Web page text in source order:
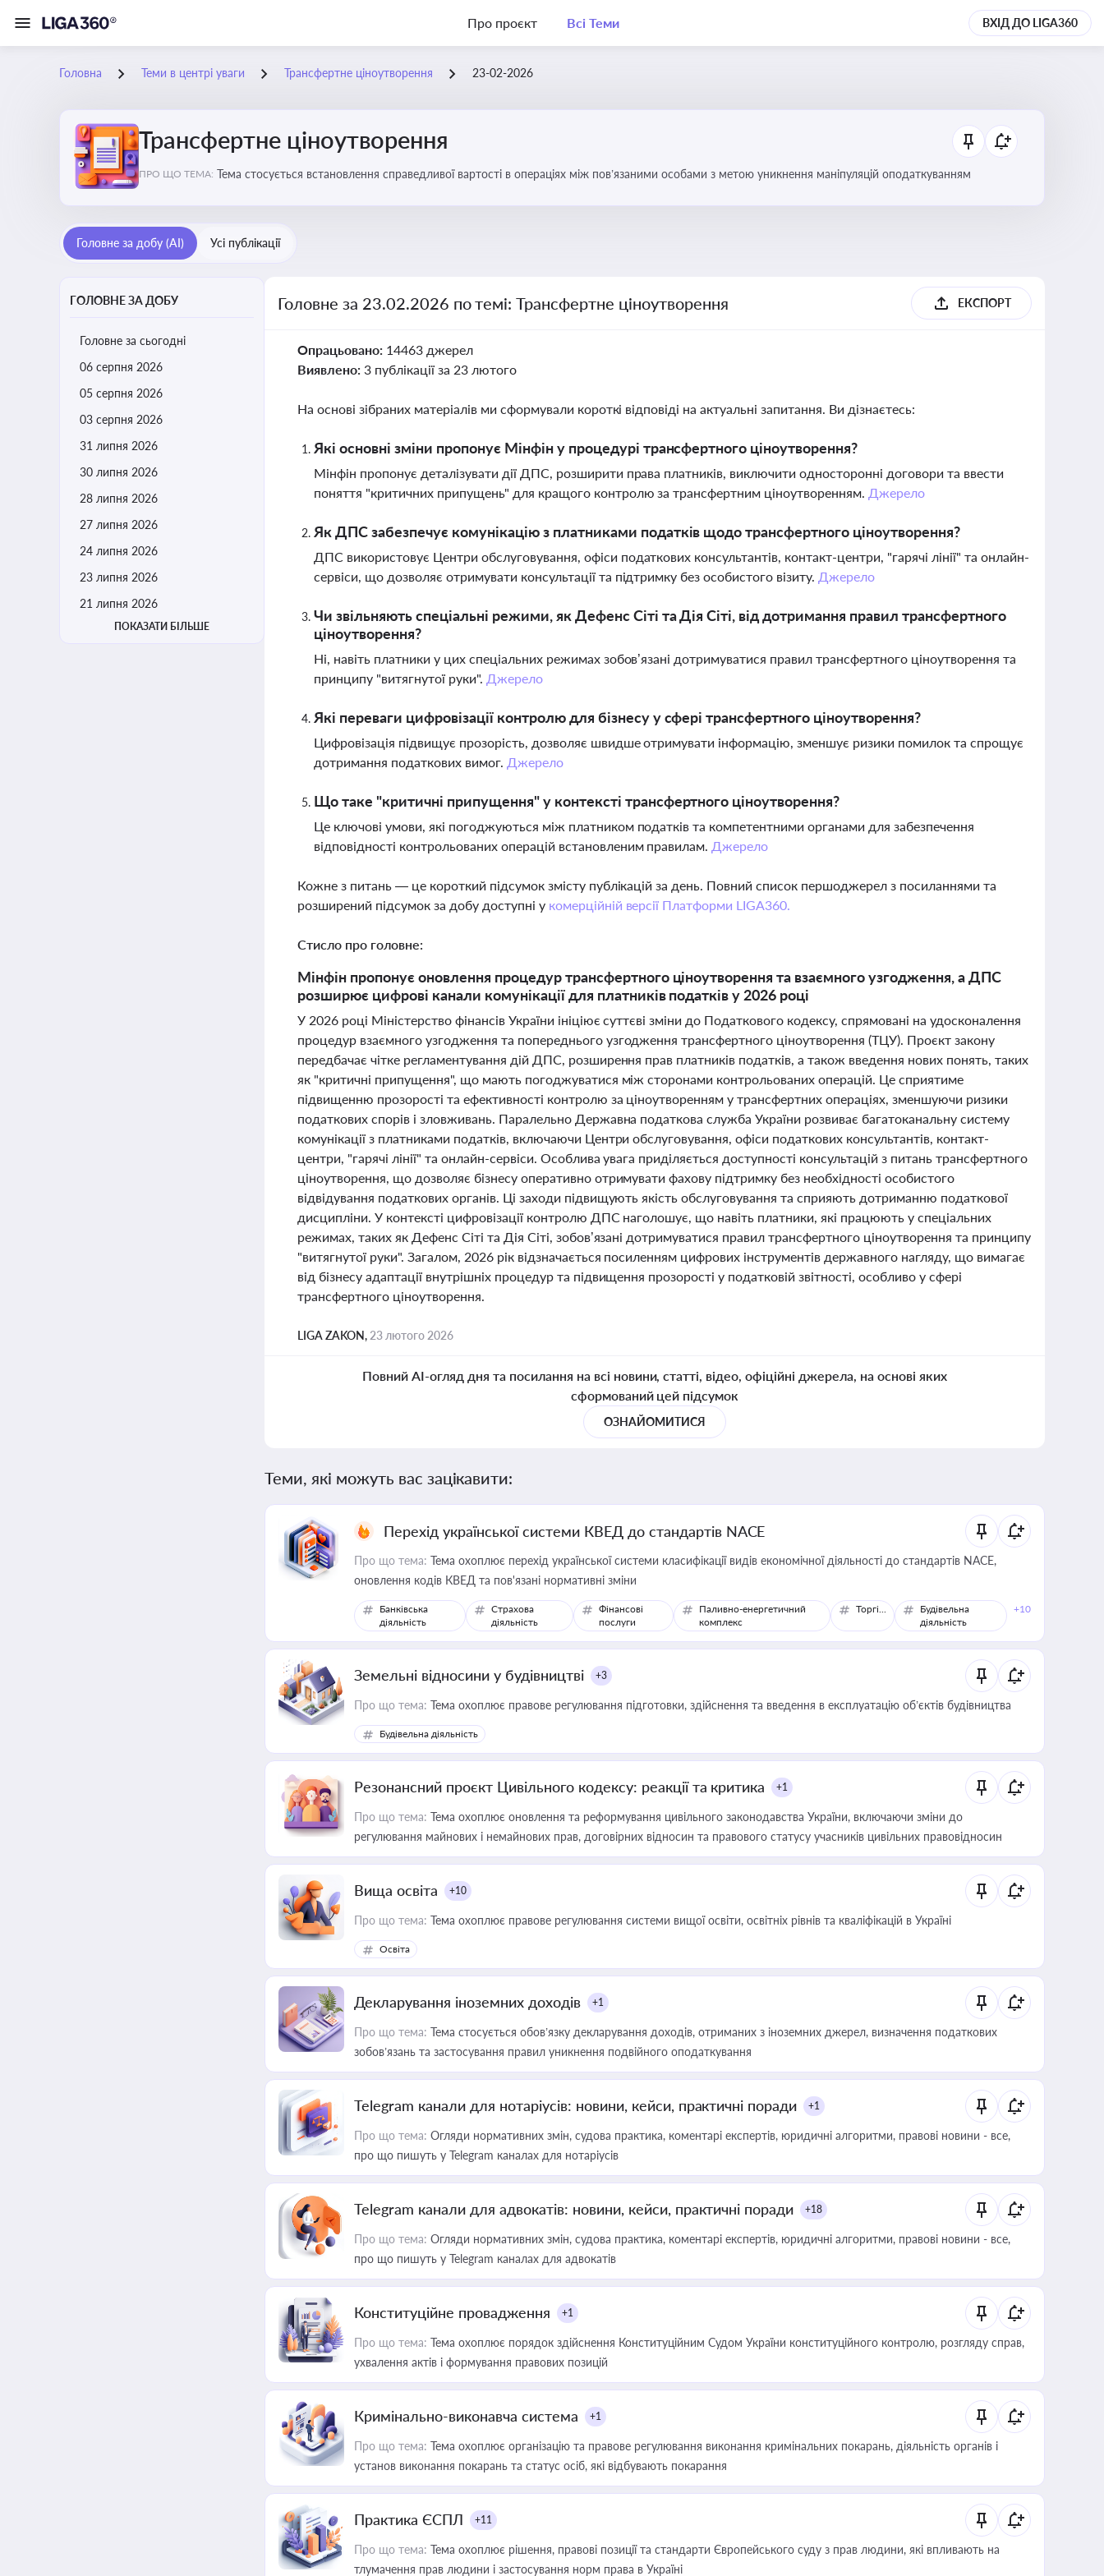
Про проєкт Всі Теми ВХІД ДО LIGA360
Головна Теми в центрі уваги Трансфертне ціноутворення 23-02-2026
Трансфертне ціноутворення
ПРО ЩО ТЕМА: Тема стосується встановлення справедливої вартості в операціях між пов’язаними особами з метою уникнення маніпуляцій оподаткуванням
Головне за добу (AI) Усі публікації
ГОЛОВНЕ ЗА ДОБУ
Головне за сьогодні
06 серпня 2026
05 серпня 2026
03 серпня 2026
31 липня 2026
30 липня 2026
28 липня 2026
27 липня 2026
24 липня 2026
23 липня 2026
21 липня 2026
ПОКАЗАТИ БІЛЬШЕ
Головне за 23.02.2026 по темі: Трансфертне ціноутворення ЕКСПОРТ
Опрацьовано: 14463 джерел
Виявлено: 3 публікації за 23 лютого
На основі зібраних матеріалів ми сформували короткі відповіді на актуальні запитання. Ви дізнаєтесь:
Які основні зміни пропонує Мінфін у процедурі трансфертного ціноутворення?
Мінфін пропонує деталізувати дії ДПС, розширити права платників, виключити односторонні договори та ввести
поняття "критичних припущень" для кращого контролю за трансфертним ціноутворенням. Джерело
Як ДПС забезпечує комунікацію з платниками податків щодо трансфертного ціноутворення?
ДПС використовує Центри обслуговування, офіси податкових консультантів, контакт-центри, "гарячі лінії" та онлайн-
сервіси, що дозволяє отримувати консультації та підтримку без особистого візиту. Джерело
Чи звільняють спеціальні режими, як Дефенс Сіті та Дія Сіті, від дотримання правил трансфертного
ціноутворення?
Ні, навіть платники у цих спеціальних режимах зобов’язані дотримуватися правил трансфертного ціноутворення та
принципу "витягнутої руки". Джерело
Які переваги цифровізації контролю для бізнесу у сфері трансфертного ціноутворення?
Цифровізація підвищує прозорість, дозволяє швидше отримувати інформацію, зменшує ризики помилок та спрощує
дотримання податкових вимог. Джерело
Що таке "критичні припущення" у контексті трансфертного ціноутворення?
Це ключові умови, які погоджуються між платником податків та компетентними органами для забезпечення
відповідності контрольованих операцій встановленим правилам. Джерело
Кожне з питань — це короткий підсумок змісту публікацій за день. Повний список першоджерел з посиланнями та
розширений підсумок за добу доступні у комерційній версії Платформи LIGA360.
Стисло про головне:
Мінфін пропонує оновлення процедур трансфертного ціноутворення та взаємного узгодження, а ДПС
розширює цифрові канали комунікації для платників податків у 2026 році
У 2026 році Міністерство фінансів України ініціює суттєві зміни до Податкового кодексу, спрямовані на удосконалення
процедур взаємного узгодження та попереднього узгодження трансфертного ціноутворення (ТЦУ). Проєкт закону
передбачає чітке регламентування дій ДПС, розширення прав платників податків, а також введення нових понять, таких
як "критичні припущення", що мають погоджуватися між сторонами контрольованих операцій. Це сприятиме
підвищенню прозорості та ефективності контролю за ціноутворенням у трансфертних операціях, зменшуючи ризики
податкових спорів і зловживань. Паралельно Державна податкова служба України розвиває багатоканальну систему
комунікації з платниками податків, включаючи Центри обслуговування, офіси податкових консультантів, контакт-
центри, "гарячі лінії" та онлайн-сервіси. Особлива увага приділяється доступності консультацій з питань трансфертного
ціноутворення, що дозволяє бізнесу оперативно отримувати фахову підтримку без необхідності особистого
відвідування податкових органів. Ці заходи підвищують якість обслуговування та сприяють дотриманню податкової
дисципліни. У контексті цифровізації контролю ДПС наголошує, що навіть платники, які працюють у спеціальних
режимах, таких як Дефенс Сіті та Дія Сіті, зобов’язані дотримуватися правил трансфертного ціноутворення та принципу
"витягнутої руки". Загалом, 2026 рік відзначається посиленням цифрових інструментів державного нагляду, що вимагає
від бізнесу адаптації внутрішніх процедур та підвищення прозорості у податковій звітності, особливо у сфері
трансфертного ціноутворення.
LIGA ZAKON, 23 лютого 2026
Повний AI-огляд дня та посилання на всі новини, статті, відео, офіційні джерела, на основі яких
сформований цей підсумок
ОЗНАЙОМИТИСЯ
Теми, які можуть вас зацікавити:
Перехід української системи КВЕД до стандартів NACE
Про що тема: Тема охоплює перехід української системи класифікації видів економічної діяльності до стандартів NACE,
оновлення кодів КВЕД та пов'язані нормативні зміни
Банківська
діяльність
Страхова
діяльність
Фінансові
послуги
Паливно-енергетичний
комплекс
Торгівля
Будівельна
діяльність
+10
Земельні відносини у будівництві +3
Про що тема: Тема охоплює правове регулювання підготовки, здійснення та введення в експлуатацію об’єктів будівництва
Будівельна діяльність
Резонансний проєкт Цивільного кодексу: реакції та критика +1
Про що тема: Тема охоплює оновлення та реформування цивільного законодавства України, включаючи зміни до
регулювання майнових і немайнових прав, договірних відносин та правового статусу учасників цивільних правовідносин
Вища освіта +10
Про що тема: Тема охоплює правове регулювання системи вищої освіти, освітніх рівнів та кваліфікацій в Україні
Освіта
Декларування іноземних доходів +1
Про що тема: Тема стосується обов’язку декларування доходів, отриманих з іноземних джерел, визначення податкових
зобов’язань та застосування правил уникнення подвійного оподаткування
Telegram канали для нотаріусів: новини, кейси, практичні поради +1
Про що тема: Огляди нормативних змін, судова практика, коментарі експертів, юридичні алгоритми, правові новини - все,
про що пишуть у Telegram каналах для нотаріусів
Telegram канали для адвокатів: новини, кейси, практичні поради +18
Про що тема: Огляди нормативних змін, судова практика, коментарі експертів, юридичні алгоритми, правові новини - все,
про що пишуть у Telegram каналах для адвокатів
Конституційне провадження +1
Про що тема: Тема охоплює порядок здійснення Конституційним Судом України конституційного контролю, розгляду справ,
ухвалення актів і формування правових позицій
Кримінально-виконавча система +1
Про що тема: Тема охоплює організацію та правове регулювання виконання кримінальних покарань, діяльність органів і
установ виконання покарань та статус осіб, які відбувають покарання
Практика ЄСПЛ +11
Про що тема: Тема охоплює рішення, правові позиції та стандарти Європейського суду з прав людини, які впливають на
тлумачення прав людини і застосування норм права в Україні